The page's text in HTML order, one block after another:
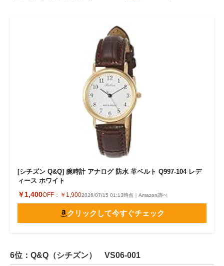
[シチズン Q&Q] 腕時計 アナログ 防水 革ベルト Q997-104 レデ
ィース ホワイト
￥1,400OFF： ￥1,9002026/07/15 01:13時点｜Amazon調べ
クリックして今すぐチェック
6位：Q&Q（シチズン） VS06-001